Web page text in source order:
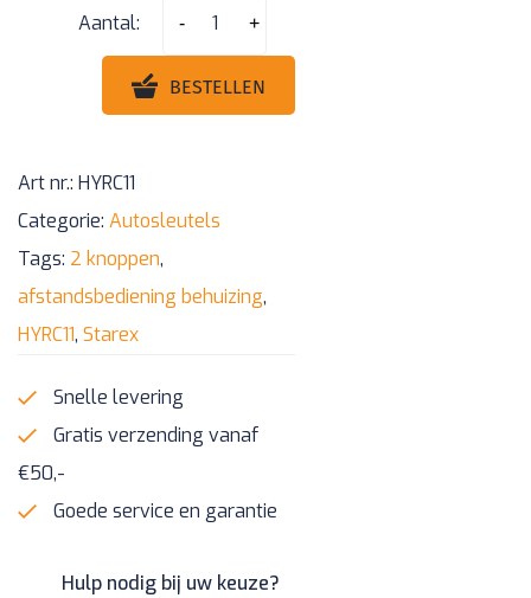
Aantal: -
2
knoppen
aantal
+
BESTELLEN
Art nr.: HYRC11
Categorie: Autosleutels
Tags: 2 knoppen,
afstandsbediening behuizing,
HYRC11, Starex
Snelle levering
Gratis verzending vanaf
€50,-
Goede service en garantie
Hulp nodig bij uw keuze?